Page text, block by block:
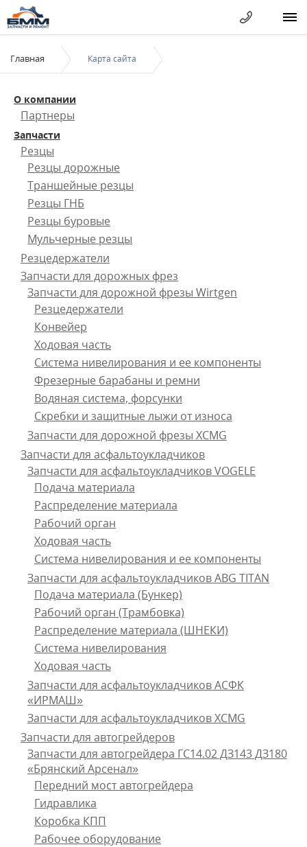
Главная Карта сайта
О компании
Партнеры
Запчасти
Резцы
Резцы дорожные
Траншейные резцы
Резцы ГНБ
Резцы буровые
Мульчерные резцы
Резцедержатели
Запчасти для дорожных фрез
Запчасти для дорожной фрезы Wirtgen
Резцедержатели
Конвейер
Ходовая часть
Система нивелирования и ее компоненты
Фрезерные барабаны и ремни
Водяная система, форсунки
Скребки и защитные лыжи от износа
Запчасти для дорожной фрезы ХСМG
Запчасти для асфальтоукладчиков
Запчасти для асфальтоукладчиков VOGELE
Подача материала
Распределение материала
Рабочий орган
Ходовая часть
Система нивелирования и ее компоненты
Запчасти для асфальтоукладчиков ABG TITAN
Подача материала (Бункер)
Рабочий орган (Трамбовка)
Распределение материала (ШНЕКИ)
Система нивелирования
Ходовая часть
Запчасти для асфальтоукладчиков АСФК
«ИРМАШ»
Запчасти для асфальтоукладчиков XCMG
Запчасти для автогрейдеров
Запчасти для автогрейдера ГС14.02 ДЗ143 ДЗ180
«Брянский Арсенал»
Передний мост автогрейдера
Гидравлика
Коробка КПП
Рабочее оборудование